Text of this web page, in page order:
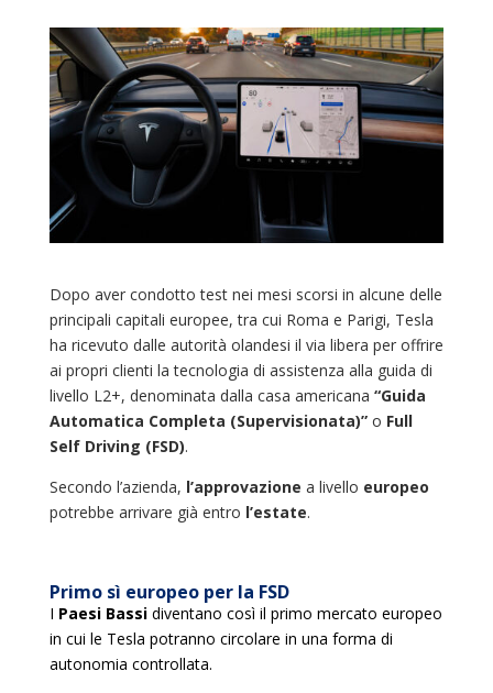
Dopo aver condotto test nei mesi scorsi in alcune delle
principali capitali europee, tra cui Roma e Parigi, Tesla
ha ricevuto dalle autorità olandesi il via libera per offrire
ai propri clienti la tecnologia di assistenza alla guida di
livello L2+, denominata dalla casa americana “Guida
Automatica Completa (Supervisionata)”o Full
Self Driving (FSD).
Secondo l’azienda, l’approvazione a livello europeo
potrebbe arrivare già entro l’estate.
Primo sì europeo per la FSD
I Paesi Bassidiventano così il primo mercato europeo
in cui le Tesla potranno circolare in una forma di
autonomia controllata.